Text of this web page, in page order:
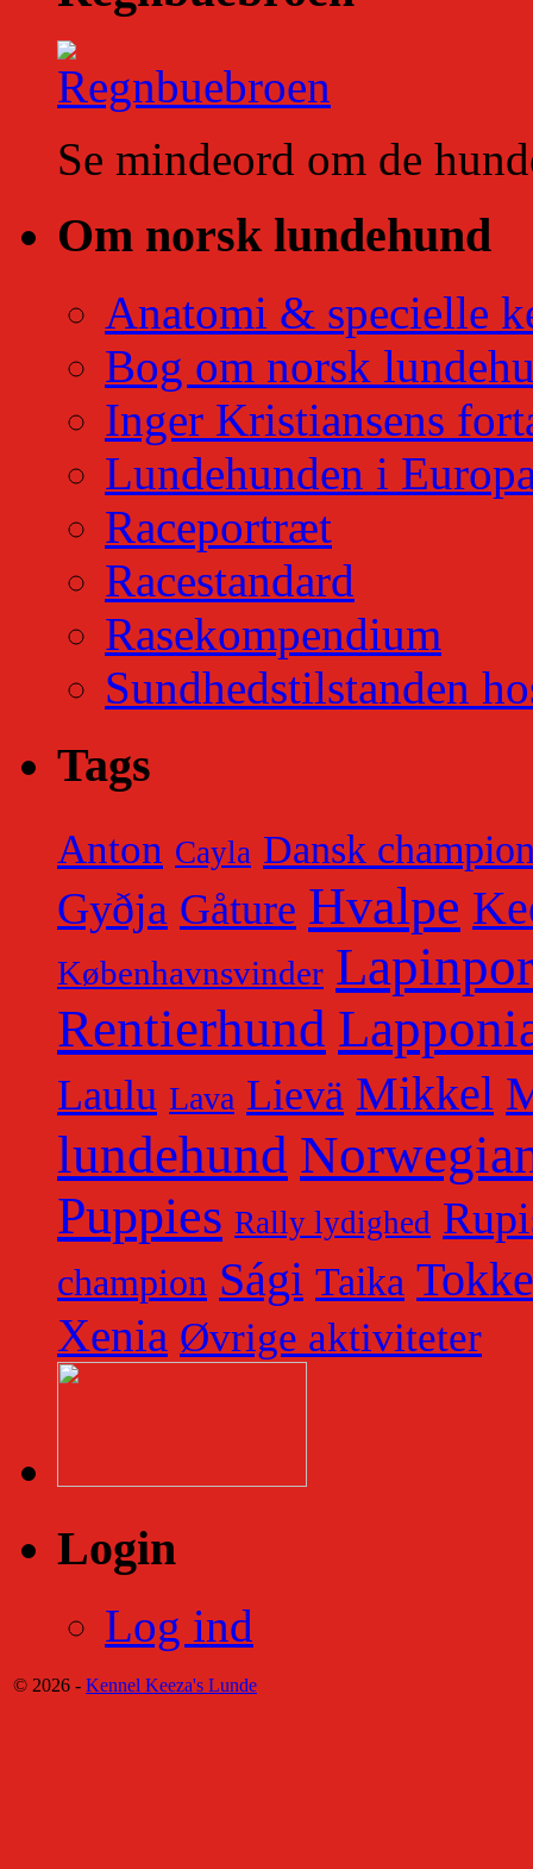
Se mindeord om de
Om norsk lundehund
Anatomi & specielle
Bog om norsk
Inger Kristiansens
Lundehunden i
Raceportræt
Racestandard
Rasekompendium
Sundhedstilstanden
Tags
Anton Cayla Dansk
Gyðja Gåture Hvalpe
Københavnsvinder
Rentierhund
Laulu Lava Lievä Mikkel
lundehund
Puppies Rally lydighed
champion Sági Taika Tokke
Xenia Øvrige aktiviteter
Login
Log ind
© 2026 - Kennel Keeza's Lunde